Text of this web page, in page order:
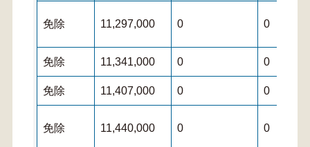
免除 11,297,000 0 0
免除 11,341,000 0 0
免除 11,407,000 0 0
免除 11,440,000 0 0